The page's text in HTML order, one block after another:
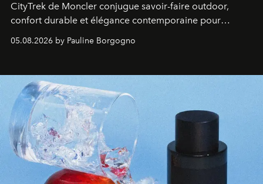
CityTrek de Moncler conjugue savoir-faire outdoor,
confort durable et élégance contemporaine pour
accompagner les explorations du quotidien.
05.08.2026 by Pauline Borgogno